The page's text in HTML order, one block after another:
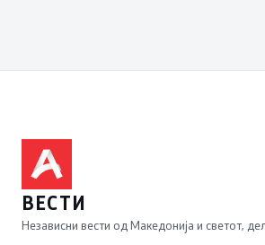
ВЕСТИ
Независни вести од Македонија и светот,